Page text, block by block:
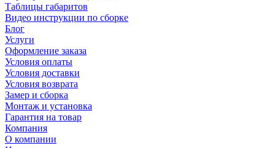
Таблицы габаритов
Видео инструкции по сборке
Блог
Услуги
Оформление заказа
Условия оплаты
Условия доставки
Условия возврата
Замер и сборка
Монтаж и установка
Гарантия на товар
Компания
О компании